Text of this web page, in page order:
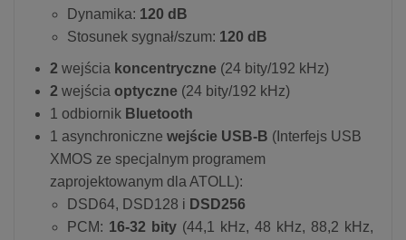
Dynamika: 120 dB
Stosunek sygnał/szum: 120 dB
2 wejścia koncentryczne (24 bity/192 kHz)
2 wejścia optyczne (24 bity/192 kHz)
1 odbiornik Bluetooth
1 asynchroniczne wejście USB-B (Interfejs USB
XMOS ze specjalnym programem
zaprojektowanym dla ATOLL):
DSD64, DSD128 i DSD256
PCM: 16-32 bity (44,1 kHz, 48 kHz, 88,2 kHz,